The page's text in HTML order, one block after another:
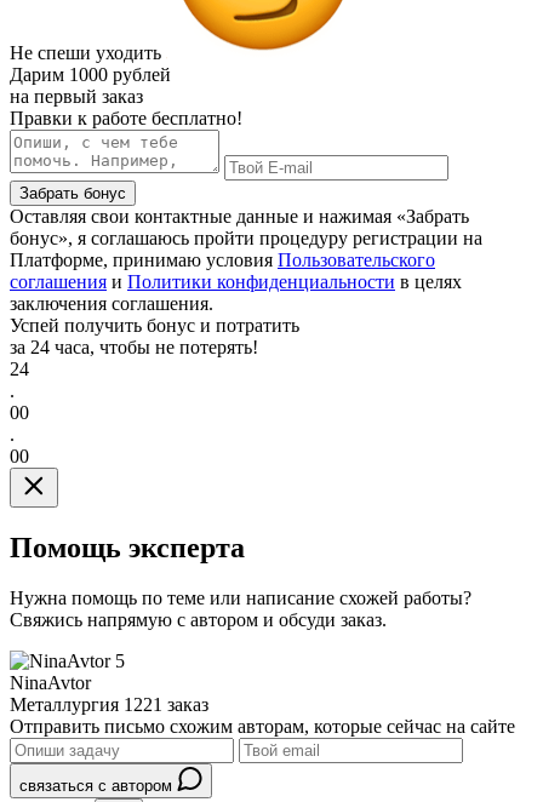
Не спеши уходить
Дарим 1000 рублей
на первый заказ
Правки к работе бесплатно!
Забрать бонус
Оставляя свои контактные данные и нажимая «Забрать
бонус», я соглашаюсь пройти процедуру регистрации на
Платформе, принимаю условия Пользовательского
соглашения и Политики конфиденциальности в целях
заключения соглашения.
Успей получить бонус и потратить
за 24 часа, чтобы не потерять!
24
.
00
.
00
Помощь эксперта
Нужна помощь по теме или написание схожей работы?
Свяжись напрямую с автором и обсуди заказ.
5
NinaAvtor
Металлургия 1221 заказ
Отправить письмо схожим авторам, которые сейчас на сайте
связаться с автором